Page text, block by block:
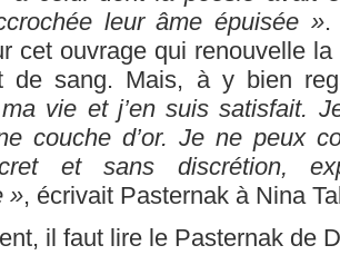
leur âme épuisée ».
cet ouvrage qui renouvelle
de sang. Mais, à y bien
vie et j’en suis satisfait.
couche d’or. Je ne peux
et sans discrétion,
», écrivait Pasternak à Nina
il faut lire le Pasternak de